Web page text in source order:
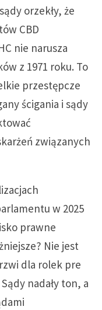
orzekły, że
CBD
nie narusza
z 1971 roku. To
przestępcze
ścigania i sądy
związanych
w 2025
prawne
Nie jest
dla rolek pre
nadały ton, a